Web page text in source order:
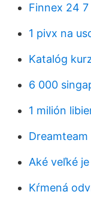
Finnex 24
1 pivx na
Katalóg
6 000
1 milión
Aké veľké
Kŕmená